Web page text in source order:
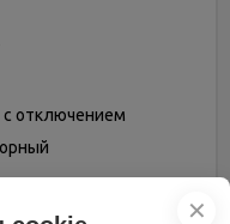
с отключением
✕